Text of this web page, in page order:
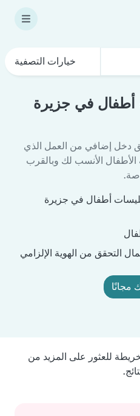
خيارات التصفية
في جزيرة
دخل إضافي من العمل الذي
الأنسب لك وبالقرب
أطفال في جزيرة
التحقق من الهوية الإلزامي
مجانًا
للعثور على المزيد من